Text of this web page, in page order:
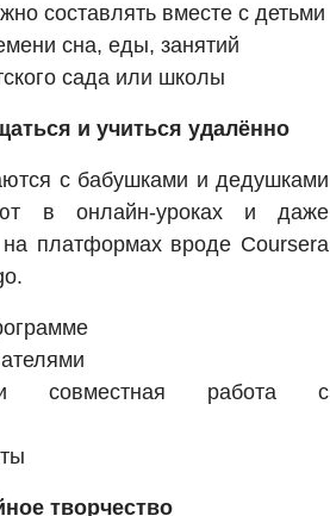
составлять вместе с детьми
сна, еды, занятий
сада или школы
и учиться удалённо
с бабушками и дедушками
в онлайн-уроках и даже
платформах вроде Coursera
совместная работа с
творчество